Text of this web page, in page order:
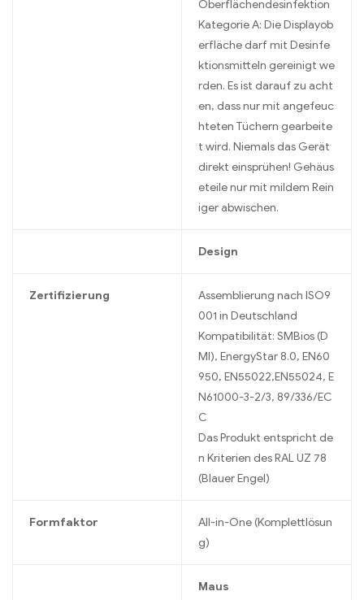
Oberflächendesinfektion
Kategorie A: Die Displayob
erfläche darf mit Desinfe
ktionsmitteln gereinigt we
rden. Es ist darauf zu acht
en, dass nur mit angefeuc
hteten Tüchern gearbeite
t wird. Niemals das Gerät
direkt einsprühen! Gehäus
eteile nur mit mildem Rein
iger abwischen.
Design
Zertifizierung
Assemblierung nach ISO9
001 in Deutschland
Kompatibilität: SMBios (D
MI), EnergyStar 8.0, EN60
950, EN55022,EN55024, E
N61000-3-2/3, 89/336/EC
C
Das Produkt entspricht de
n Kriterien des RAL UZ 78
(Blauer Engel)
Formfaktor
All-in-One (Komplettlösun
g)
Maus